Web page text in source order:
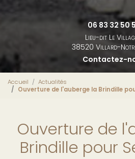
06 83 32 50
Lieu-dit Le
38520 Villard-
Contactez-
Accueil
Actualités
Ouverture de l'auberge la Brindille
Ouverture de
Brindille pour